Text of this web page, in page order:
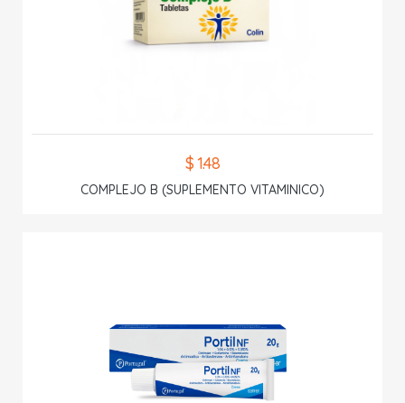
$ 1.48
COMPLEJO B (SUPLEMENTO VITAMINICO)